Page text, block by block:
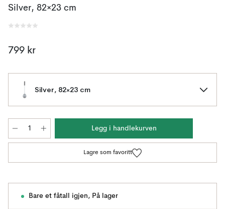
Silver, 82×23 cm
799 kr
Silver, 82×23 cm
Legg i handlekurven
Lagre som favoritt
Bare et fåtall igjen, På lager